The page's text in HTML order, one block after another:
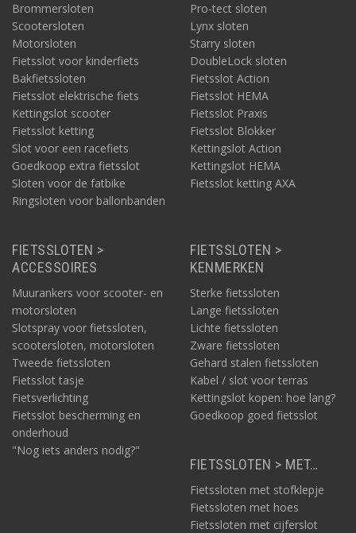
Brommersloten
Scootersloten
Motorsloten
Fietsslot voor kinderfiets
Bakfietssloten
Fietsslot elektrische fiets
Kettingslot scooter
Fietsslot ketting
Slot voor een racefiets
Goedkoop extra fietsslot
Sloten voor de fatbike
Ringsloten voor ballonbanden
Pro-tect sloten
Lynx sloten
Starry sloten
DoubleLock sloten
Fietsslot Action
Fietsslot HEMA
Fietsslot Praxis
Fietsslot Blokker
Kettingslot Action
Kettingslot HEMA
Fietsslot ketting AXA
FIETSSLOTEN >
ACCESSOIRES
Muurankers voor scooter- en
motorsloten
Slotspray voor fietssloten,
scootersloten, motorsloten
Tweede fietssloten
Fietsslot tasje
Fietsverlichting
Fietsslot bescherming en
onderhoud
"Nog iets anders nodig?"
FIETSSLOTEN >
KENMERKEN
Sterke fietssloten
Lange fietssloten
Lichte fietssloten
Zware fietssloten
Gehard stalen fietssloten
Kabel / slot voor terras
Kettingslot kopen: hoe lang?
Goedkoop goed fietsslot
FIETSSLOTEN > MET…
Fietssloten met stofklepje
Fietssloten met hoes
Fietssloten met cijferslot